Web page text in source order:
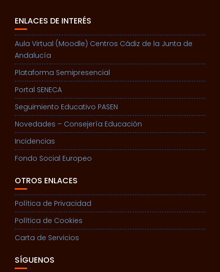
ENLACES DE INTERÉS
Aula Virtual (Moodle) Centros Cádiz de la Junta de
Andalucía
Plataforma Semipresencial
Portal SENECA
Seguimiento Educativo PASEN
Novedades – Consejería Educación
Incidencias
Fondo Social Europeo
OTROS ENLACES
Política de Privacidad
Política de Cookies
Carta de Servicios
SÍGUENOS